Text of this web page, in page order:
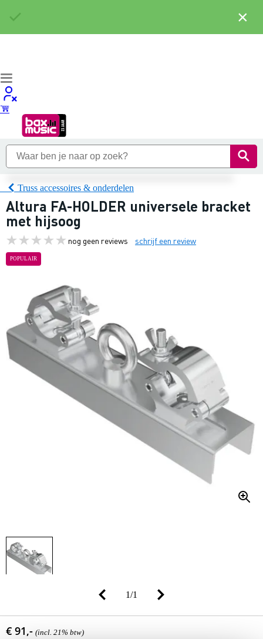
Truss accessoires & onderdelen
Altura FA-HOLDER universele bracket
met hijsoog
nog geen reviews schrijf een review
POPULAIR
1/1
€ 91,- (incl. 21% btw)
×